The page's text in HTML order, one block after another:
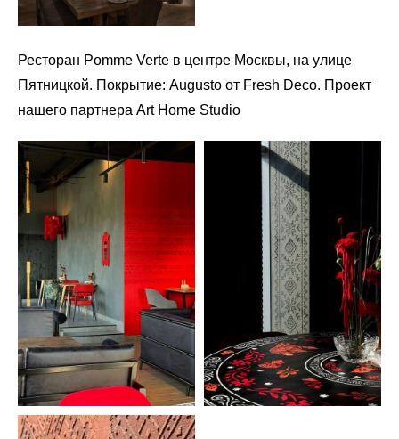
Ресторан Pomme Verte в центре Москвы, на улице
Пятницкой. Покрытие: Augusto от Fresh Deco. Проект
нашего партнера Art Home Studio